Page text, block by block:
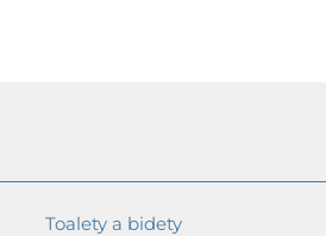
Toalety a bidety